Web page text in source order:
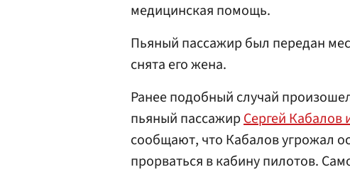
медицинская помощь.
Пьяный пассажир был передан
снята его жена.
Ранее подобный случай
пьяный пассажирСергей Кабалов
сообщают, что Кабалов угрожал
прорваться в кабину пилотов.